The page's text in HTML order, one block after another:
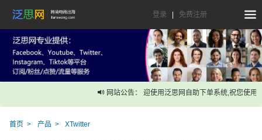
登录 免费注册
网站公告： 迎使用泛思网自助下单系统,祝您使用愉
首页 产品 XTwitter